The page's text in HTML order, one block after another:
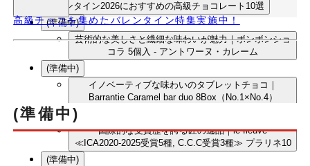
バレンタイン2026におすすめの高級チョコレート10選
(準備中)
芸術的な美しさと繊細な味わいが魅力｜ボンボンショ
コラ 5個入 - アントワーヌ・カレーム
(準備中)
イノベーティブな味わいのタブレットチョコ｜
Barrantie Caramel bar duo 8Box（No.1×No.4）
(準備中)
国際的な受賞歴を誇る匠の逸品｜le fleuve
≪ICA2020-2025受賞5種, C.C.C受賞3種≫ プラリネ10
(準備中)
高級チョコを集めたバレンタイン特集実施中！
(準備中)